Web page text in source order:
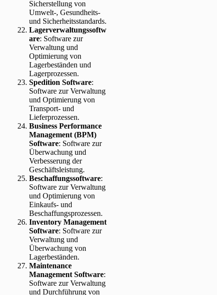
Sicherstellung von
Umwelt-, Gesundheits-
und Sicherheitsstandards.
Lagerverwaltungssoftw
are: Software zur
Verwaltung und
Optimierung von
Lagerbeständen und
Lagerprozessen.
Spedition Software:
Software zur Verwaltung
und Optimierung von
Transport- und
Lieferprozessen.
Business Performance
Management (BPM)
Software: Software zur
Überwachung und
Verbesserung der
Geschäftsleistung.
Beschaffungssoftware:
Software zur Verwaltung
und Optimierung von
Einkaufs- und
Beschaffungsprozessen.
Inventory Management
Software: Software zur
Verwaltung und
Überwachung von
Lagerbeständen.
Maintenance
Management Software:
Software zur Verwaltung
und Durchführung von